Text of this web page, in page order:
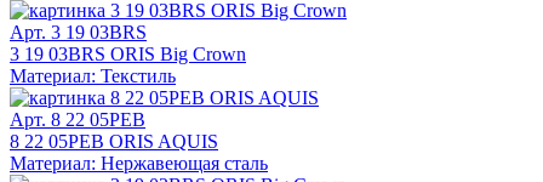
Арт. 3 19 03BRS
3 19 03BRS ORIS Big Crown
Материал: Текстиль
Арт. 8 22 05PEB
8 22 05PEB ORIS AQUIS
Материал: Нержавеющая сталь